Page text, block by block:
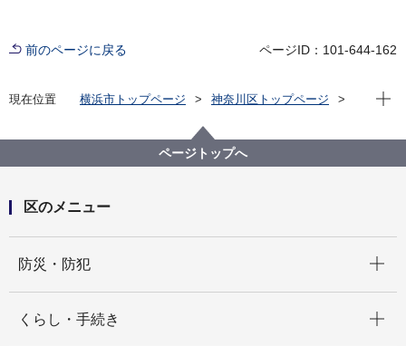
前のページに戻る ページID：101-644-162
現在位置 横浜市トップページ
神奈川区トップページ
現在
ページトップへ
区のメニュー
防災・防犯
くらし・手続き